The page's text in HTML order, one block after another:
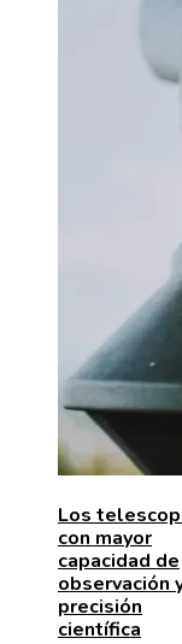
Los
con mayor
capacidad de
observación
precisión
científica